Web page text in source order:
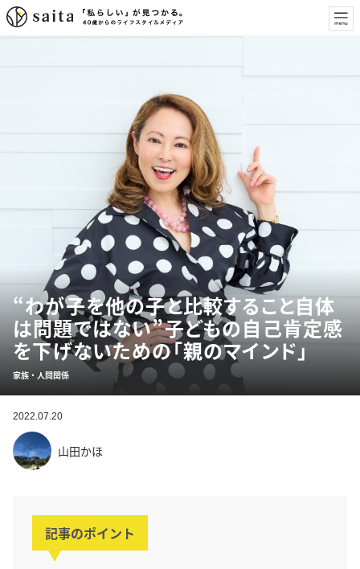
“わが子を他の子と比較すること自体
は問題ではない”子どもの自己肯定感
を下げないための「親のマインド」
家族・人間関係
2022.07.20
山田かほ
記事のポイント